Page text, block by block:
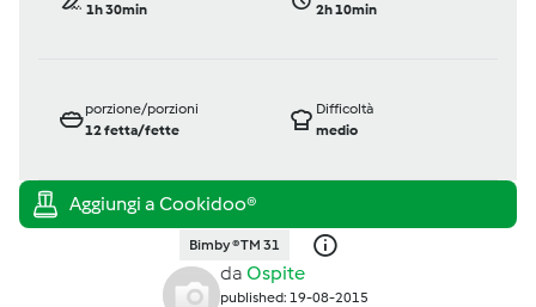
1h 30min
2h 10min
porzione/porzioni
12fetta/fette
Difficoltà
medio
Bimby ® TM 31
da Ospite
published: 19-08-2015